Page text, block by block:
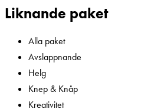
Liknande paket
Alla paket
Avslappnande
Helg
Knep & Knåp
Kreativitet